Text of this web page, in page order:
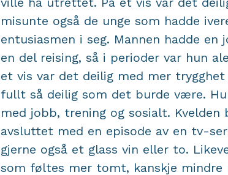
misunte også de unge som hadde
entusiasmen i seg. Mannen hadde en
en del reising, så i perioder var hun
et vis var det deilig med mer
fullt så deilig som det burde være.
med jobb, trening og sosialt. Kvelden
avsluttet med en episode av en tv-
gjerne også et glass vin eller to.
som føltes mer tomt, kanskje mindre